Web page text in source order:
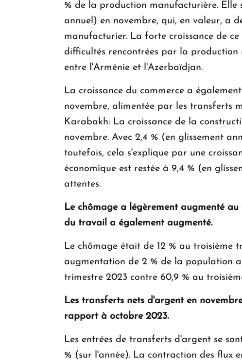
% de la production manufacturière. Elle
annuel) en novembre, qui, en valeur, a
manufacturier. La forte croissance de
difficultés rencontrées par la
entre l'Arménie et l'Azerbaïdjan.
La croissance du commerce a
novembre, alimentée par les transferts
Karabakh: La croissance de la
novembre. Avec 2,4 % (en glissement
toutefois, cela s'explique par une
économique est restée à 9,4 % (en
attentes.
Le chômage a légèrement augmenté
du travail a également augmenté.
Le chômage était de 12 % au troisième
augmentation de 2 % de la population
trimestre 2023 contre 60,9 % au
Les transferts nets d'argent en
rapport à octobre 2023.
Les entrées de transferts d'argent se
% (sur l'année). La contraction des flux